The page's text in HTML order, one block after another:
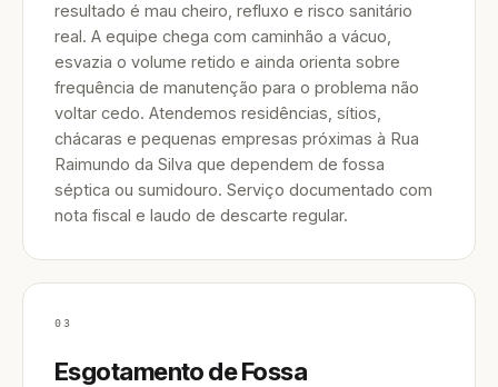
resultado é mau cheiro, refluxo e risco sanitário
real. A equipe chega com caminhão a vácuo,
esvazia o volume retido e ainda orienta sobre
frequência de manutenção para o problema não
voltar cedo. Atendemos residências, sítios,
chácaras e pequenas empresas próximas à Rua
Raimundo da Silva que dependem de fossa
séptica ou sumidouro. Serviço documentado com
nota fiscal e laudo de descarte regular.
03
Esgotamento de Fossa